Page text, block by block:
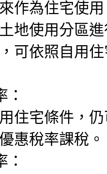
作為住宅使
地使用分區
可依照自用
住宅條件，
惠稅率課稅。